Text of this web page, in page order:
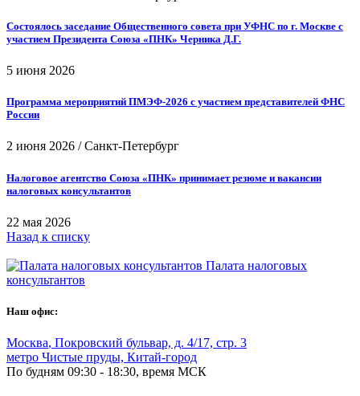
Состоялось заседание Общественного совета при УФНС по г. Москве с
участием Президента Союза «ПНК» Черника Д.Г.
5 июня 2026
Программа мероприятий ПМЭФ-2026 с участием представителей ФНС
России
2 июня 2026 /Санкт-Петербург
Налоговое агентство Союза «ПНК» принимает резюме и вакансии
налоговых консультантов
22 мая 2026
Назад к списку
Палата налоговых
консультантов
Наш офис:
Москва, Покровский бульвар, д. 4/17, стр. 3
метро Чистые пруды, Китай-город
По будням 09:30 - 18:30, время МСК